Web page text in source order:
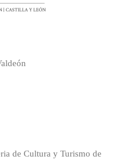
de Cultura y Turismo de